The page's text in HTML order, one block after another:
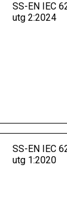
SS-EN IEC
utg 2:2024
SS-EN IEC
utg 1:2020